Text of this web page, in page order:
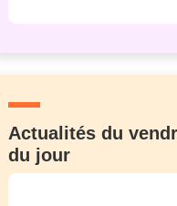
Actualités du
du jour